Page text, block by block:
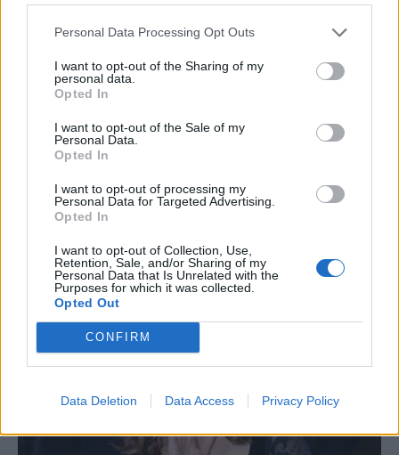
Personal Data Processing Opt Outs
I want to opt-out of the Sharing of my
personal data.
Opted In
I want to opt-out of the Sale of my
Personal Data.
Opted In
I want to opt-out of processing my
Personal Data for Targeted Advertising.
Opted In
I want to opt-out of Collection, Use,
Retention, Sale, and/or Sharing of my
Personal Data that Is Unrelated with the
Purposes for which it was collected.
Opted Out
CONFIRM
Data Deletion Data Access Privacy Policy